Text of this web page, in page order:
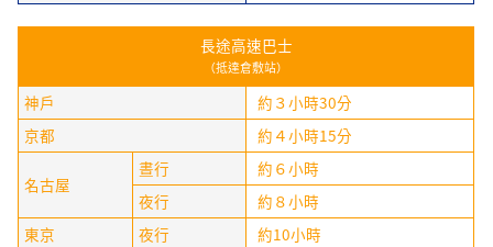
長途高速巴士
（抵達倉敷站）
神戶
約３小時30分
京都
約４小時15分
名古屋
晝行
約６小時
夜行
約８小時
東京
夜行
約10小時